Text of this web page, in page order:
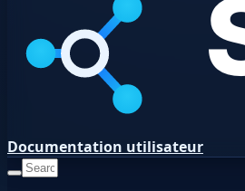
Documentation utilisateur